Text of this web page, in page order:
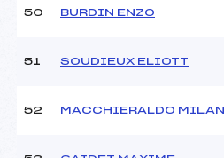
50 BURDIN ENZO
51 SOUDIEUX ELIOTT
52 MACCHIERALDO MILAN